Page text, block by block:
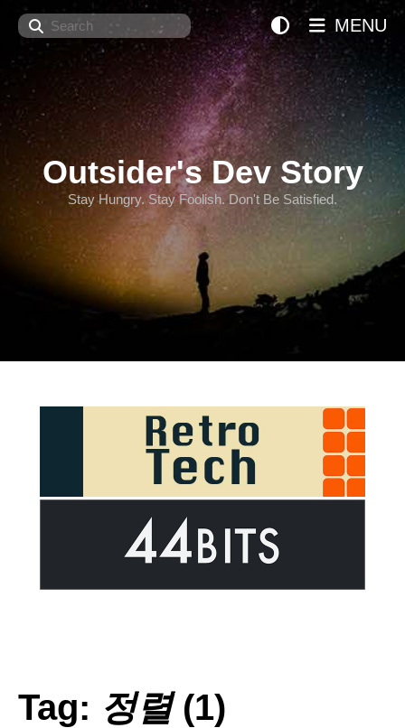
Search
Outsider's Dev Story
Stay Hungry. Stay Foolish. Don't Be Satisfied.
MENU
Tag: 정렬(1)